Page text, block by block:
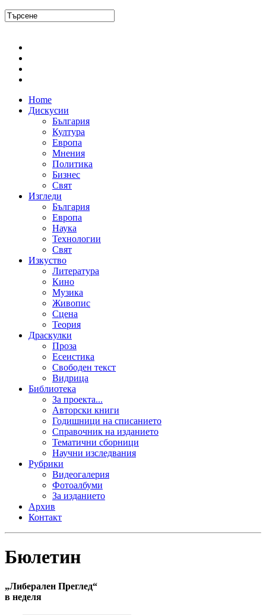
Home
Дискусии
България
Култура
Европа
Мнения
Политика
Бизнес
Свят
Изгледи
България
Европа
Наука
Технологии
Свят
Изкуство
Литература
Кино
Музика
Живопис
Сцена
Теория
Драскулки
Проза
Есеистика
Свободен текст
Видрица
Библиотека
За проекта...
Авторски книги
Годишници на списанието
Справочник на изданието
Тематични сборници
Научни изследвания
Рубрики
Видеогалерия
Фотоалбуми
За изданието
Архив
Контакт
Бюлетин
„Либерален Преглед“
в неделя